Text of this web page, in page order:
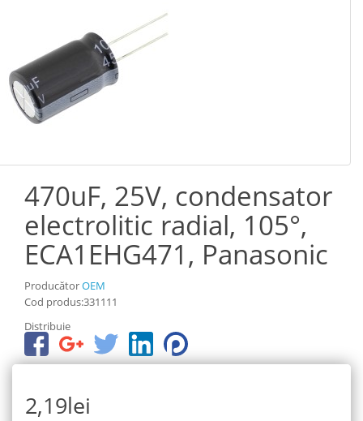
470uF, 25V, condensator
electrolitic radial, 105°,
ECA1EHG471, Panasonic
ProducătorOEM
Cod produs:331111
Distribuie
2,19lei